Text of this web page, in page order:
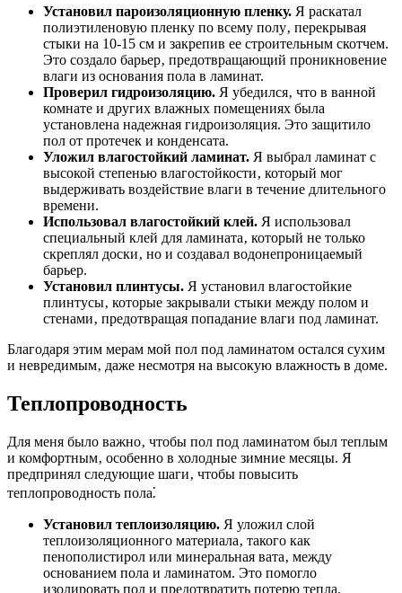
Установил пароизоляционную пленку. Я раскатал
полиэтиленовую пленку по всему полу‚ перекрывая
стыки на 10-15 см и закрепив ее строительным скотчем.
Это создало барьер‚ предотвращающий проникновение
влаги из основания пола в ламинат.
Проверил гидроизоляцию. Я убедился‚ что в ванной
комнате и других влажных помещениях была
установлена надежная гидроизоляция. Это защитило
пол от протечек и конденсата.
Уложил влагостойкий ламинат. Я выбрал ламинат с
высокой степенью влагостойкости‚ который мог
выдерживать воздействие влаги в течение длительного
времени.
Использовал влагостойкий клей. Я использовал
специальный клей для ламината‚ который не только
скреплял доски‚ но и создавал водонепроницаемый
барьер.
Установил плинтусы. Я установил влагостойкие
плинтусы‚ которые закрывали стыки между полом и
стенами‚ предотвращая попадание влаги под ламинат.
Благодаря этим мерам мой пол под ламинатом остался сухим
и невредимым‚ даже несмотря на высокую влажность в доме.
Теплопроводность
Для меня было важно‚ чтобы пол под ламинатом был теплым
и комфортным‚ особенно в холодные зимние месяцы. Я
предпринял следующие шаги‚ чтобы повысить
теплопроводность пола⁚
Установил теплоизоляцию. Я уложил слой
теплоизоляционного материала‚ такого как
пенополистирол или минеральная вата‚ между
основанием пола и ламинатом. Это помогло
изолировать пол и предотвратить потерю тепла.